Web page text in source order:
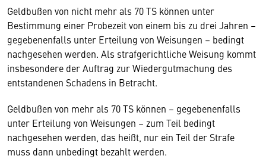
Geldbußen von nicht mehr als 70 TS können unter
Bestimmung einer Probezeit von einem bis zu drei Jahren –
gegebenenfalls unter Erteilung von Weisungen – bedingt
nachgesehen werden. Als strafgerichtliche Weisung kommt
insbesondere der Auftrag zur Wiedergutmachung des
entstandenen Schadens in Betracht.
Geldbußen von mehr als 70 TS können – gegebenenfalls
unter Erteilung von Weisungen – zum Teil bedingt
nachgesehen werden, das heißt, nur ein Teil der Strafe
muss dann unbedingt bezahlt werden.